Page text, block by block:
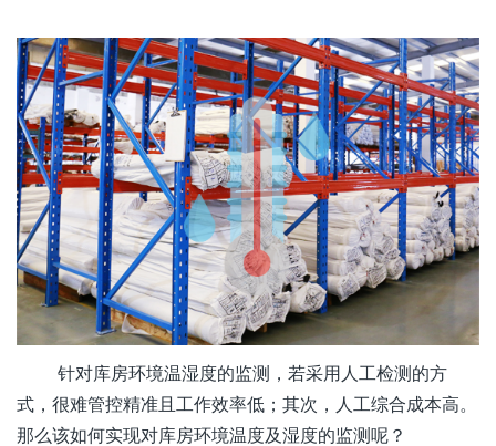
针对库房环境温湿度的监测，若采用人工检测的方
式，很难管控精准且工作效率低；其次，人工综合成本高。
那么该如何实现对库房环境温度及湿度的监测呢？